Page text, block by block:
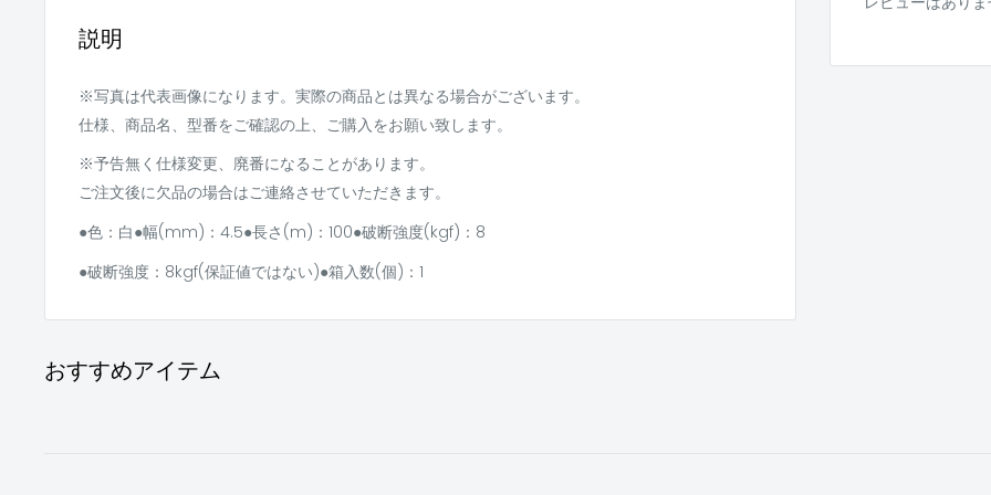
説明
※写真は代表画像になります。実際の商品とは異なる場合がございます。
仕様、商品名、型番をご確認の上、ご購入をお願い致します。
※予告無く仕様変更、廃番になることがあります。
ご注文後に欠品の場合はご連絡させていただきます。
●色：白●幅(mm)：4.5●長さ(m)：100●破断強度(kgf)：8
●破断強度：8kgf(保証値ではない)●箱入数(個)：1
おすすめアイテム